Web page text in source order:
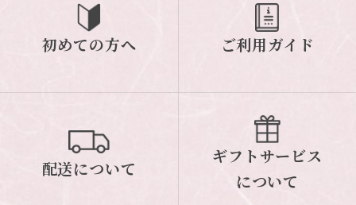
「梅ぼし田舎漬」と比べて塩分を40%カ
初めての方へ ご利用ガイド
配送について
ギフトサービス
について